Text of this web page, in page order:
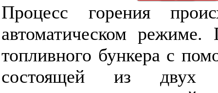
Процесс горения
автоматическом
топливного бункера с
состоящей из двух